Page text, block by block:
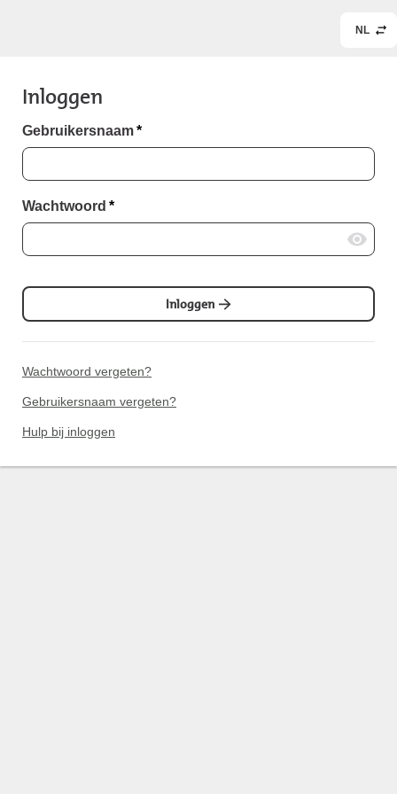
NL
Inloggen
Gebruikersnaam*
Wachtwoord *
Inloggen
Wachtwoord vergeten?
Gebruikersnaam vergeten?
Hulp bij inloggen